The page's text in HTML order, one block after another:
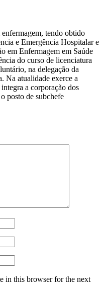
tendo obtido
e Emergência Hospitalar e
em Enfermagem em Saúde
do curso de licenciatura
na delegação da
Na atualidade exerce a
a corporação dos
posto de subchefe
in this browser for the next